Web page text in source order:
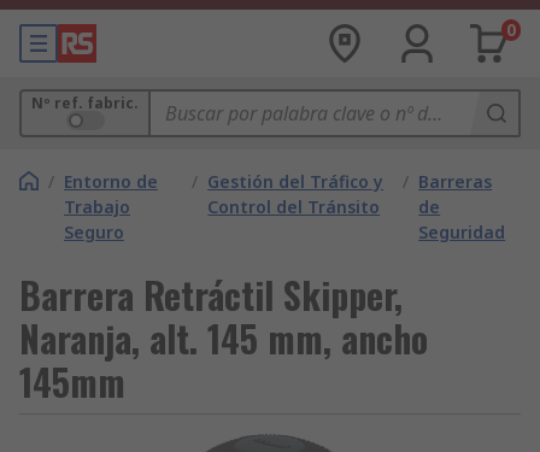
0
Nº ref. fabric.
/ Entorno de
Trabajo
Seguro
/ Gestión del Tráfico y
Control del Tránsito
/ Barreras
de
Seguridad
Barrera Retráctil Skipper,
Naranja, alt. 145 mm, ancho
145mm